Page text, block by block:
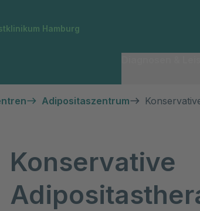
Hamburg
Adipositaszentrum
Konservative